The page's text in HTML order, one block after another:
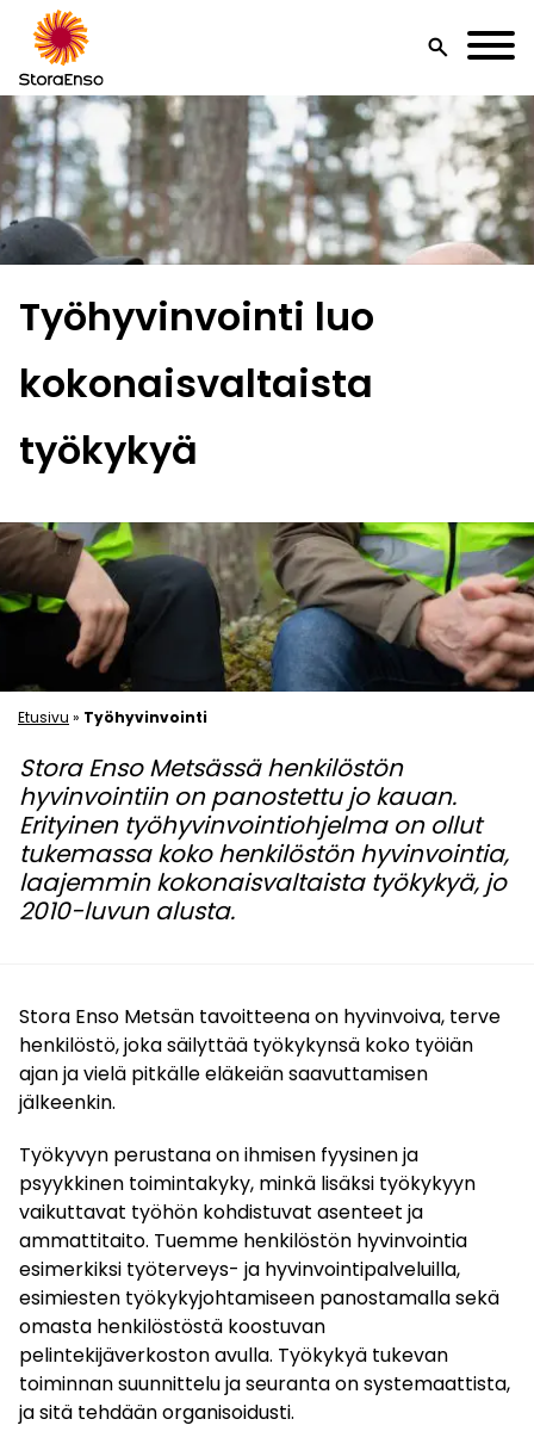
search
Työhyvinvointi luo
kokonaisvaltaista
työkykyä
Etusivu » Työhyvinvointi
Stora Enso Metsässä henkilöstön
hyvinvointiin on panostettu jo kauan.
Erityinen työhyvinvointiohjelma on ollut
tukemassa koko henkilöstön hyvinvointia,
laajemmin kokonaisvaltaista työkykyä, jo
2010-luvun alusta.
Stora Enso Metsän tavoitteena on hyvinvoiva, terve
henkilöstö, joka säilyttää työkykynsä koko työiän
ajan ja vielä pitkälle eläkeiän saavuttamisen
jälkeenkin.
Työkyvyn perustana on ihmisen fyysinen ja
psyykkinen toimintakyky, minkä lisäksi työkykyyn
vaikuttavat työhön kohdistuvat asenteet ja
ammattitaito. Tuemme henkilöstön hyvinvointia
esimerkiksi työterveys- ja hyvinvointipalveluilla,
esimiesten työkykyjohtamiseen panostamalla sekä
omasta henkilöstöstä koostuvan
pelintekijäverkoston avulla. Työkykyä tukevan
toiminnan suunnittelu ja seuranta on systemaattista,
ja sitä tehdään organisoidusti.